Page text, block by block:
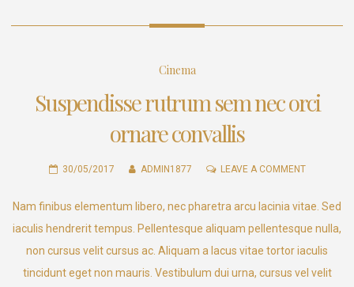
Cinema
Suspendisse rutrum sem nec orci
ornare convallis
30/05/2017 ADMIN1877 LEAVE A COMMENTON
RUTRUM
SEM
NEC
Nam finibus elementum libero, nec pharetra arcu lacinia vitae. Sed
iaculis hendrerit tempus. Pellentesque aliquam pellentesque nulla,
non cursus velit cursus ac. Aliquam a lacus vitae tortor iaculis
tincidunt eget non mauris. Vestibulum dui urna, cursus vel velit